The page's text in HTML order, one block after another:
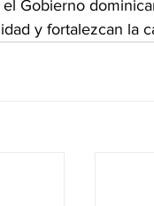
el Gobierno
y fortalezcan la